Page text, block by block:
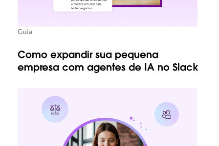
Guia
Como expandir sua pequena
empresa com agentes de IA no Slack